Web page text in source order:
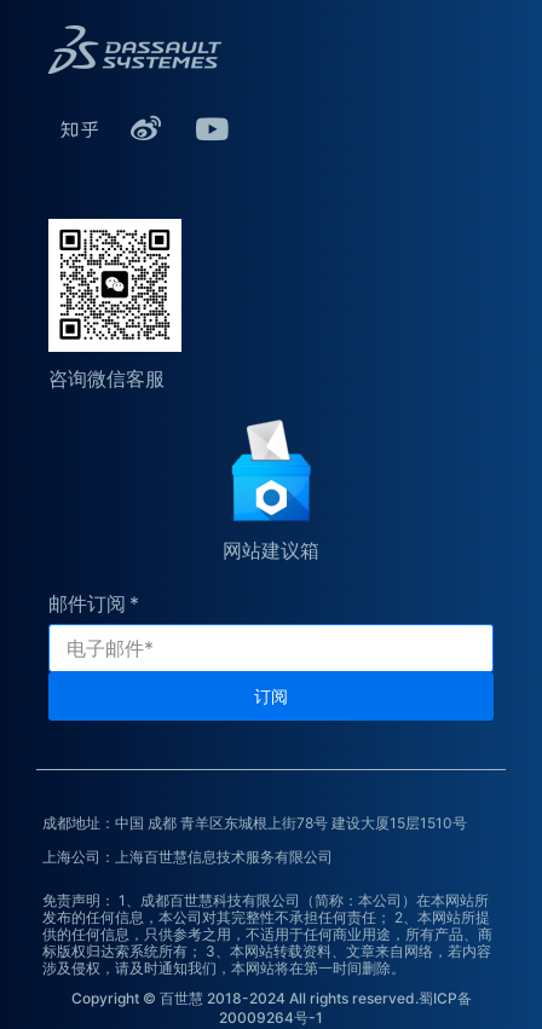
咨询微信客服
网站建议箱
邮件订阅
订阅
成都地址：中国 成都 青羊区东城根上街78号 建设大厦15层1510号
上海公司：上海百世慧信息技术服务有限公司
免责声明： 1、成都百世慧科技有限公司（简称：本公司）在本网站所
发布的任何信息，本公司对其完整性不承担任何责任； 2、本网站所提
供的任何信息，只供参考之用，不适用于任何商业用途，所有产品、商
标版权归达索系统所有； 3、本网站转载资料、文章来自网络，若内容
涉及侵权，请及时通知我们，本网站将在第一时间删除。
Copyright © 百世慧 2018-2024 All rights reserved.蜀ICP备
20009264号-1